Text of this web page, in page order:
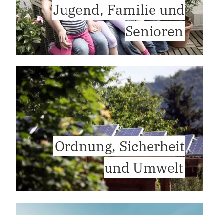
Jugend, Familie und
Senioren
Ordnung, Sicherheit
und Umwelt